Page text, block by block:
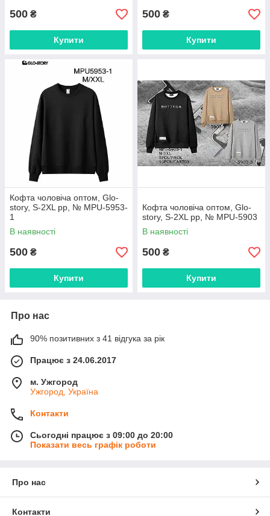
500 ₴
Купити
500 ₴
Купити
Кофта чоловіча оптом, Glo-
story, S-2XL рр, № MPU-5953-
1
В наявності
500 ₴
Купити
Кофта чоловіча оптом, Glo-
story, S-2XL рр, № MPU-5903
В наявності
500 ₴
Купити
Про нас
90% позитивних з 41 відгука за рік
Працює з 24.06.2017
м. Ужгород
Ужгород, Україна
Контакти
Сьогодні працює з 09:00 до 20:00
Показати весь графік роботи
Про нас
Контакти